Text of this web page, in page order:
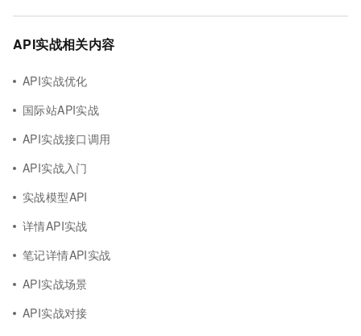
API实战相关内容
API实战优化
国际站API实战
API实战接口调用
API实战入门
实战模型API
详情API实战
笔记详情API实战
API实战场景
API实战对接